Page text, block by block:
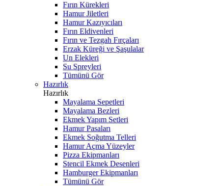
Fırın Kürekleri
Hamur Jiletleri
Hamur Kazıyıcıları
Fırın Eldivenleri
Fırın ve Tezgah Fırçaları
Erzak Küreği ve Şaşulalar
Un Elekleri
Su Spreyleri
Tümünü Gör
Hazırlık
Hazırlık
Mayalama Sepetleri
Mayalama Bezleri
Ekmek Yapım Setleri
Hamur Pasaları
Ekmek Soğutma Telleri
Hamur Açma Yüzeyler
Pizza Ekipmanları
Stencil Ekmek Desenleri
Hamburger Ekipmanları
Tümünü Gör